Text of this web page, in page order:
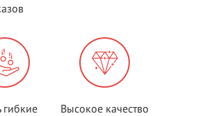
гибкие
Высокое качество